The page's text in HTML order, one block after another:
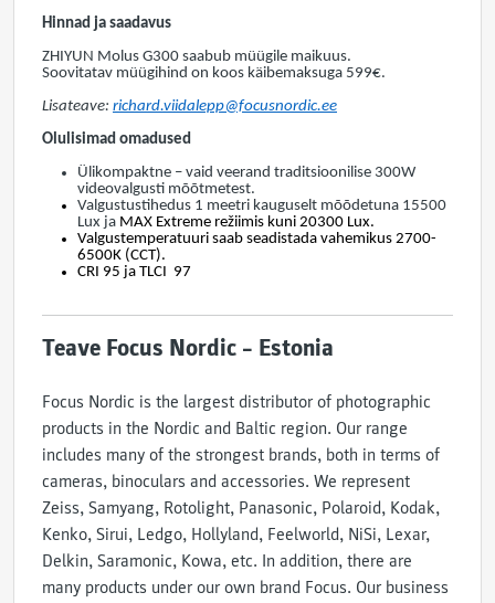
Hinnad ja saadavus
ZHIYUN Molus G300 saabub müügile maikuus.
Soovitatav müügihind on koos käibemaksuga 599€.
Lisateave: richard.viidalepp@focusnordic.ee
Olulisimad omadused
Ülikompaktne – vaid veerand traditsioonilise 300W
videovalgusti mõõtmetest.
Valgustustihedus 1 meetri kauguselt mõõdetuna 15500
Lux ja MAX Extreme režiimis kuni 20300 Lux.
Valgustemperatuuri saab seadistada vahemikus 2700-
6500K (CCT).
CRI 95 ja TLCI 97
Teave Focus Nordic – Estonia
Focus Nordic is the largest distributor of photographic
products in the Nordic and Baltic region. Our range
includes many of the strongest brands, both in terms of
cameras, binoculars and accessories. We represent
Zeiss, Samyang, Rotolight, Panasonic, Polaroid, Kodak,
Kenko, Sirui, Ledgo, Hollyland, Feelworld, NiSi, Lexar,
Delkin, Saramonic, Kowa, etc. In addition, there are
many products under our own brand Focus. Our business